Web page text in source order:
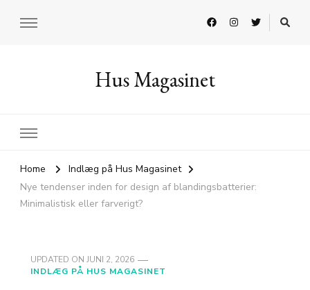
Hus Magasinet
Home
Indlæg på Hus Magasinet
Nye tendenser inden for design af blandingsbatterier:
Minimalistisk eller farverigt?
UPDATED ON JUNI 2, 2026
INDLÆG PÅ HUS MAGASINET